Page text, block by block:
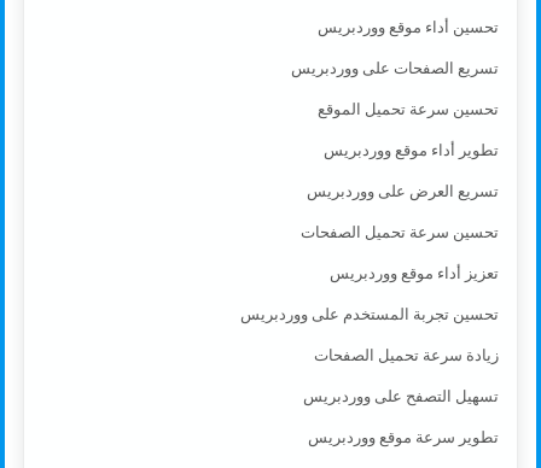
تحسين أداء موقع ووردبريس
تسريع الصفحات على ووردبريس
تحسين سرعة تحميل الموقع
تطوير أداء موقع ووردبريس
تسريع العرض على ووردبريس
تحسين سرعة تحميل الصفحات
تعزيز أداء موقع ووردبريس
تحسين تجربة المستخدم على ووردبريس
زيادة سرعة تحميل الصفحات
تسهيل التصفح على ووردبريس
تطوير سرعة موقع ووردبريس